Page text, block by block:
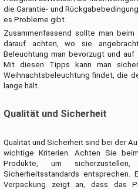
die Garantie- und
es Probleme gibt.
Zusammenfassend sollte man
darauf achten, wo sie
Beleuchtung man bevorzugt und
Mit diesen Tipps kann man
Weihnachtsbeleuchtung findet, die
lange hält.
Qualität und Sicherheit
Qualität und Sicherheit sind bei der
wichtige Kriterien. Achten Sie
Produkte, um
Sicherheitsstandards entsprechen.
Verpackung zeigt an, dass das